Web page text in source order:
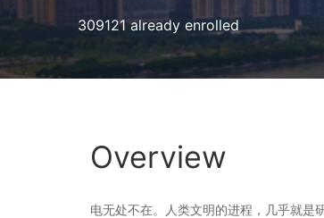
309121 already enrolled
Overview
电无处不在。人类文明的进程，几乎就是